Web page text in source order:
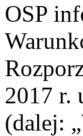
OSP
2017 r.
(dalej: